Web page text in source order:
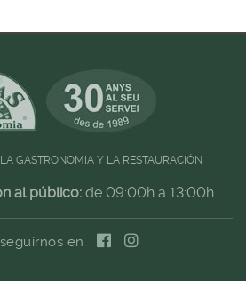
GASTRONOMIA Y LA RESTAURACIÓN
al público:de 09:00h a 13:00h
en